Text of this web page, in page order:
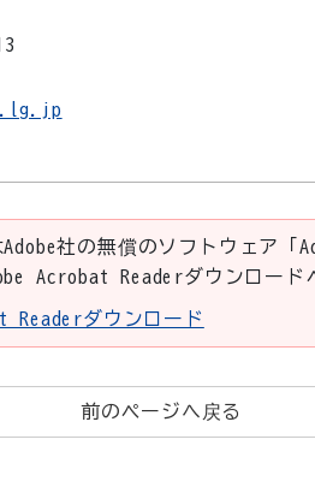
Adobe社の無償のソフトウェア
Acrobat Readerダウンロード
Readerダウンロード
前のページへ戻る